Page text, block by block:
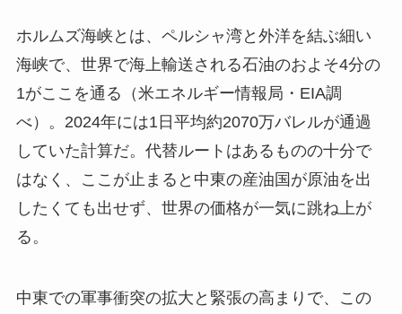
ホルムズ海峡とは、ペルシャ湾と外洋を結ぶ細い
海峡で、世界で海上輸送される石油のおよそ4分の
1がここを通る（米エネルギー情報局・EIA調
べ）。2024年には1日平均約2070万バレルが通過
していた計算だ。代替ルートはあるものの十分で
はなく、ここが止まると中東の産油国が原油を出
したくても出せず、世界の価格が一気に跳ね上が
る。
中東での軍事衝突の拡大と緊張の高まりで、この